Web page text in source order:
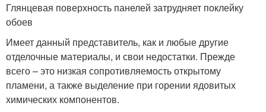
Глянцевая поверхность панелей затрудняет поклейку
обоев
Имеет данный представитель, как и любые другие
отделочные материалы, и свои недостатки. Прежде
всего – это низкая сопротивляемость открытому
пламени, а также выделение при горении ядовитых
химических компонентов.